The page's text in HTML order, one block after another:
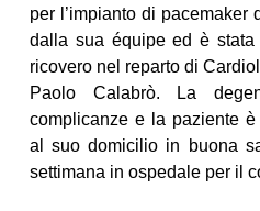
per l’impianto di pacemaker
dalla sua équipe ed è
ricovero nel reparto di
Paolo Calabrò. La
complicanze e la paziente
al suo domicilio in buona
settimana in ospedale per il